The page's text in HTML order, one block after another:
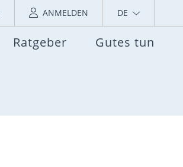
ANMELDEN DE
Ratgeber Gutes tun